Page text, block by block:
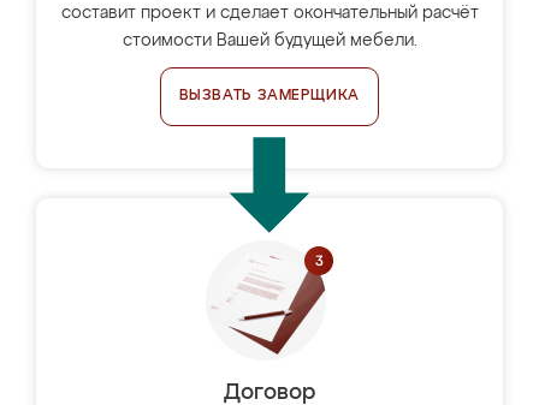
составит проект и сделает окончательный расчёт
стоимости Вашей будущей мебели.
ВЫЗВАТЬ ЗАМЕРЩИКА
Договор